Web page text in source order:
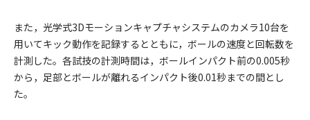
また，光学式3Dモーションキャプチャシステムのカメラ10台を
用いてキック動作を記録するとともに，ボールの速度と回転数を
計測した。各試技の計測時間は，ボールインパクト前の0.005秒
から，足部とボールが離れるインパクト後0.01秒までの間とし
た。